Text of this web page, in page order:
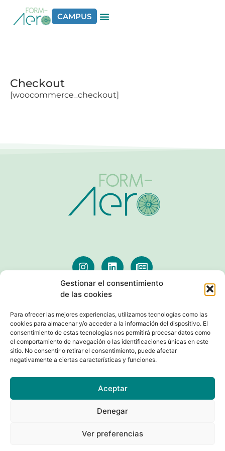
Gestionar el consentimiento
de las cookies
Para ofrecer las mejores experiencias, utilizamos tecnologías como las
cookies para almacenar y/o acceder a la información del dispositivo. El
consentimiento de estas tecnologías nos permitirá procesar datos como
el comportamiento de navegación o las identificaciones únicas en este
sitio. No consentir o retirar el consentimiento, puede afectar
negativamente a ciertas características y funciones.
Aceptar
Denegar
Ver preferencias
CAMPUS
Checkout
[woocommerce_checkout]
© Seguridad Aeroportuaria. Todos los derechos reservados
Desarrollado con
por Digitalizarte
Inglés Français